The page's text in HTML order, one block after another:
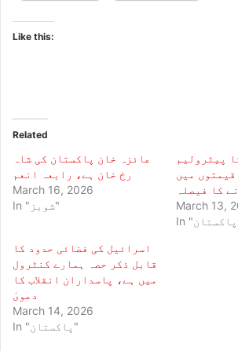
Like this:
Related
عائزہ خان پاکستان کی شاہ
رخ خان ہے، رابعہ انعم
March 16, 2026
In "شوبز"
پیٹرولیم
میں
کا فیصلہ
March 13,
اسرائیل کی فضائی حدود کا
قابل ذکر حصہ ہمارے کنٹرول
میں ہے، پاسداران انقلاب کا
دعویٰ
March 14, 2026
In "پاکستان"